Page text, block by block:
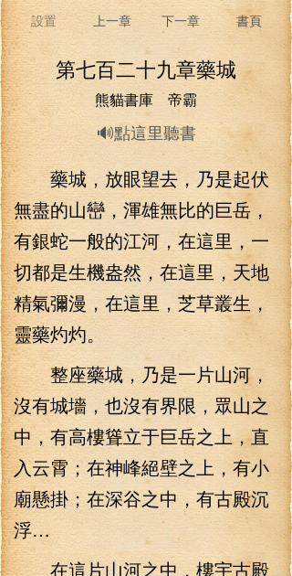
設置 上一章 下一章 書頁
第七百二十九章藥城
熊貓書庫 帝霸
🔊點這里聽書
藥城，放眼望去，乃是起伏
無盡的山巒，渾雄無比的巨岳，
有銀蛇一般的江河，在這里，一
切都是生機盎然，在這里，天地
精氣彌漫，在這里，芝草叢生，
靈藥灼灼。
整座藥城，乃是一片山河，
沒有城墻，也沒有界限，眾山之
中，有高樓聳立于巨岳之上，直
入云霄；在神峰絕壁之上，有小
廟懸掛；在深谷之中，有古殿沉
浮…
在這片山河之中，樓宇古殿